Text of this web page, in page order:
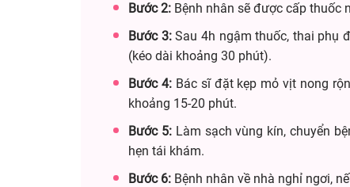
Bước 2: Bệnh nhân sẽ được cấp thuốc
Bước 3:Sau 4h ngậm thuốc, thai phụ
(kéo dài khoảng 30 phút).
Bước 4:Bác sĩ đặt kẹp mỏ vịt nong
khoảng 15-20 phút.
Bước 5:Làm sạch vùng kín, chuyển
hẹn tái khám.
Bước 6: Bệnh nhân về nhà nghỉ ngơi,